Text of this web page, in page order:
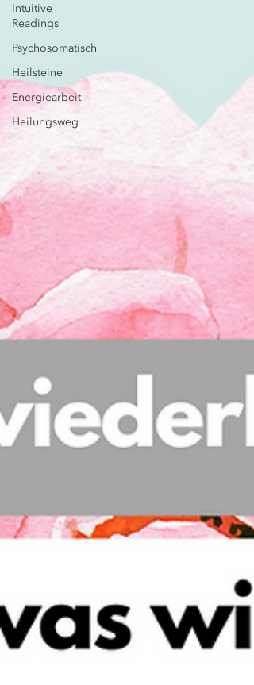
Intuitive
Readings
Psychosomatisch
Heilsteine
Energiearbeit
Heilungsweg